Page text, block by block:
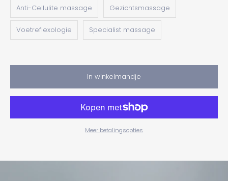
Anti-Cellulite massage Gezichtsmassage
Voetreflexologie Specialist massage
In winkelmandje
Meer betalingsopties